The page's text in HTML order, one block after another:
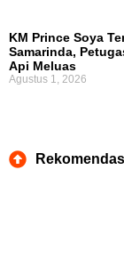
KM Prince Soya
Samarinda,
Api Meluas
Agustus 1, 2026